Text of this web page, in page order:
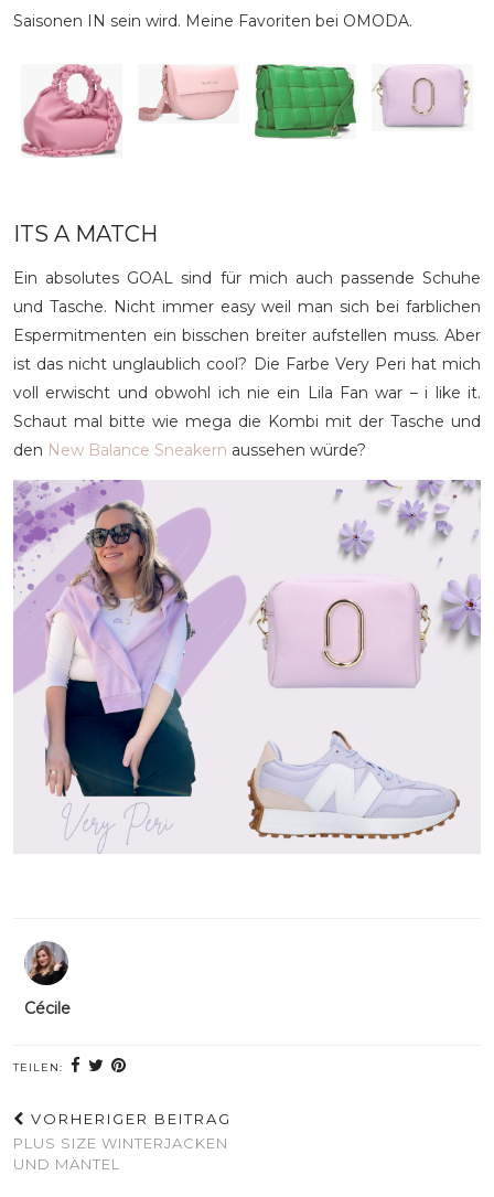
Saisonen IN sein wird. Meine Favoriten bei OMODA.
ITS A MATCH
Ein absolutes GOAL sind für mich auch passende Schuhe
und Tasche. Nicht immer easy weil man sich bei farblichen
Espermitmenten ein bisschen breiter aufstellen muss. Aber
ist das nicht unglaublich cool? Die Farbe Very Peri hat mich
voll erwischt und obwohl ich nie ein Lila Fan war – i like it.
Schaut mal bitte wie mega die Kombi mit der Tasche und
den New Balance Sneakern aussehen würde?
Cécile
TEILEN:
VORHERIGER BEITRAG
PLUS SIZE WINTERJACKEN
UND MÄNTEL